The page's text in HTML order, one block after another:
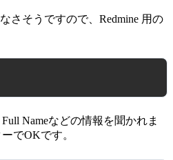
さそうですので、Redmine 用の
Nameなどの情報を聞かれま
でOKです。